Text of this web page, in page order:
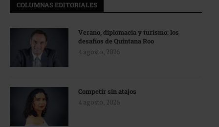
COLUMNAS EDITORIALES
Verano, diplomacia y turismo: los
desafíos de Quintana Roo
4 agosto, 2026
Competir sin atajos
4 agosto, 2026